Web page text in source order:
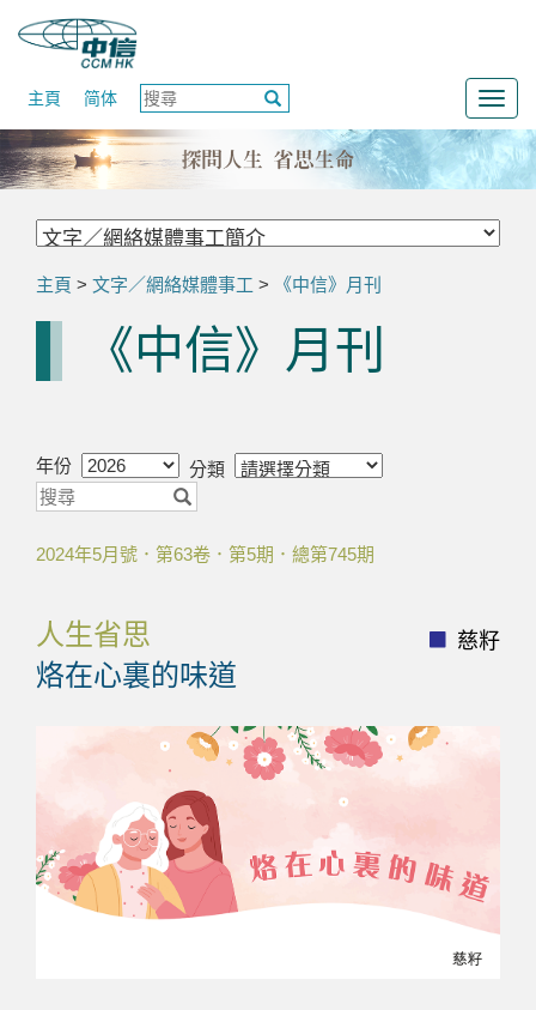
主頁 简体
主頁 > 文字／網絡媒體事工 > 《中信》月刊
《中信》月刊
年份 分類
2024年5月號．第63卷．第5期．總第745期
人生省思
烙在心裏的味道
慈籽